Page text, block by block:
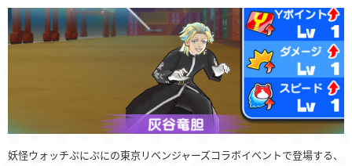
妖怪ウォッチぷにぷにの東京リベンジャーズコラボイベントで登場する、